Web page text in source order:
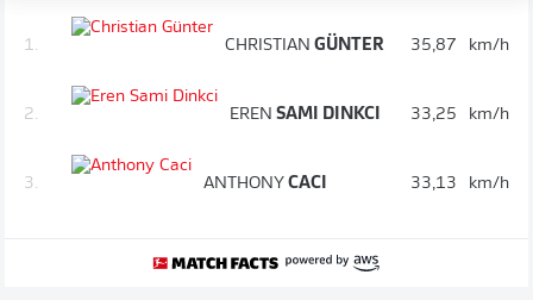
1. CHRISTIAN GÜNTER 35,87 km/h
2. EREN SAMI DINKCI 33,25 km/h
3. ANTHONY CACI 33,13 km/h